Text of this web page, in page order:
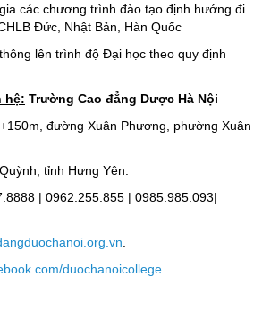
các chương trình đào tạo định hướng đi
Đức, Nhật Bản, Hàn Quốc
lên trình độ Đại học theo quy định
hệ: Trường Cao đẳng Dược Hà Nội
đường Xuân Phương, phường Xuân
tỉnh Hưng Yên.
| 0962.255.855 | 0985.985.093|
duochanoicollege